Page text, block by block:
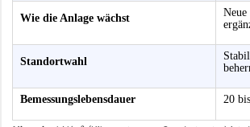
Wie die Anlage wächst
Standortwahl
Bemessungslebensdauer 20